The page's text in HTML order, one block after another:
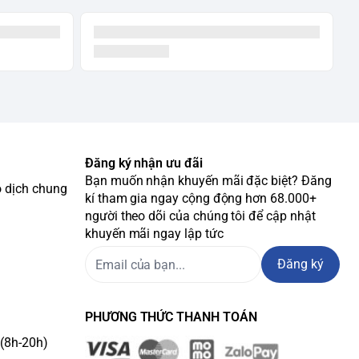
dịch chung
20h)
Đăng ký nhận ưu đãi
Bạn muốn nhận khuyến mãi đặc biệt? Đăng
kí tham gia ngay cộng động hơn 68.000+
người theo dõi của chúng tôi để cập nhật
khuyến mãi ngay lập tức
Đăng ký
PHƯƠNG THỨC THANH TOÁN